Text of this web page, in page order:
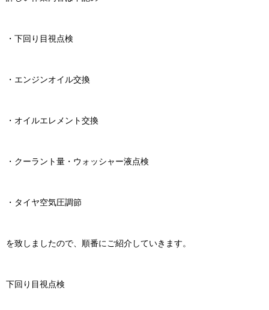
・下回り目視点検
・エンジンオイル交換
・オイルエレメント交換
・クーラント量・ウォッシャー液点検
・タイヤ空気圧調節
を致しましたので、順番にご紹介していきます。
下回り目視点検